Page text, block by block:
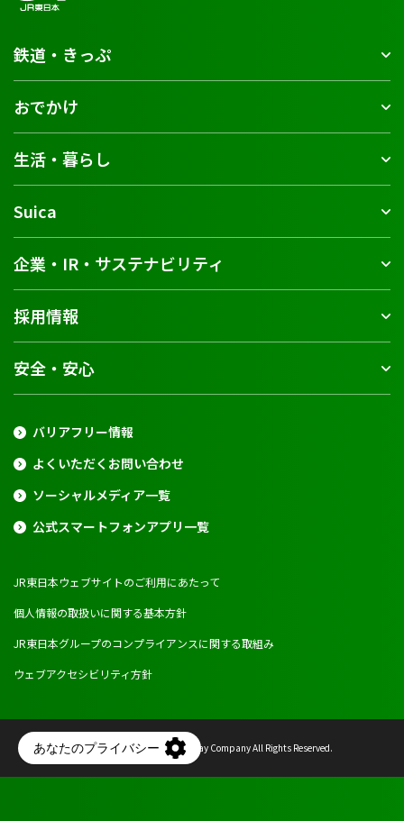
鉄道・きっぷ
おでかけ
生活・暮らし
Suica
企業・IR・サステナビリティ
採用情報
安全・安心
バリアフリー情報
よくいただくお問い合わせ
ソーシャルメディア一覧
公式スマートフォンアプリ一覧
JR東日本ウェブサイトのご利用にあたって
個人情報の取扱いに関する基本方針
JR東日本グループのコンプライアンスに関する取組み
ウェブアクセシビリティ方針
Copyright © East Japan Railway Company All Rights Reserved.